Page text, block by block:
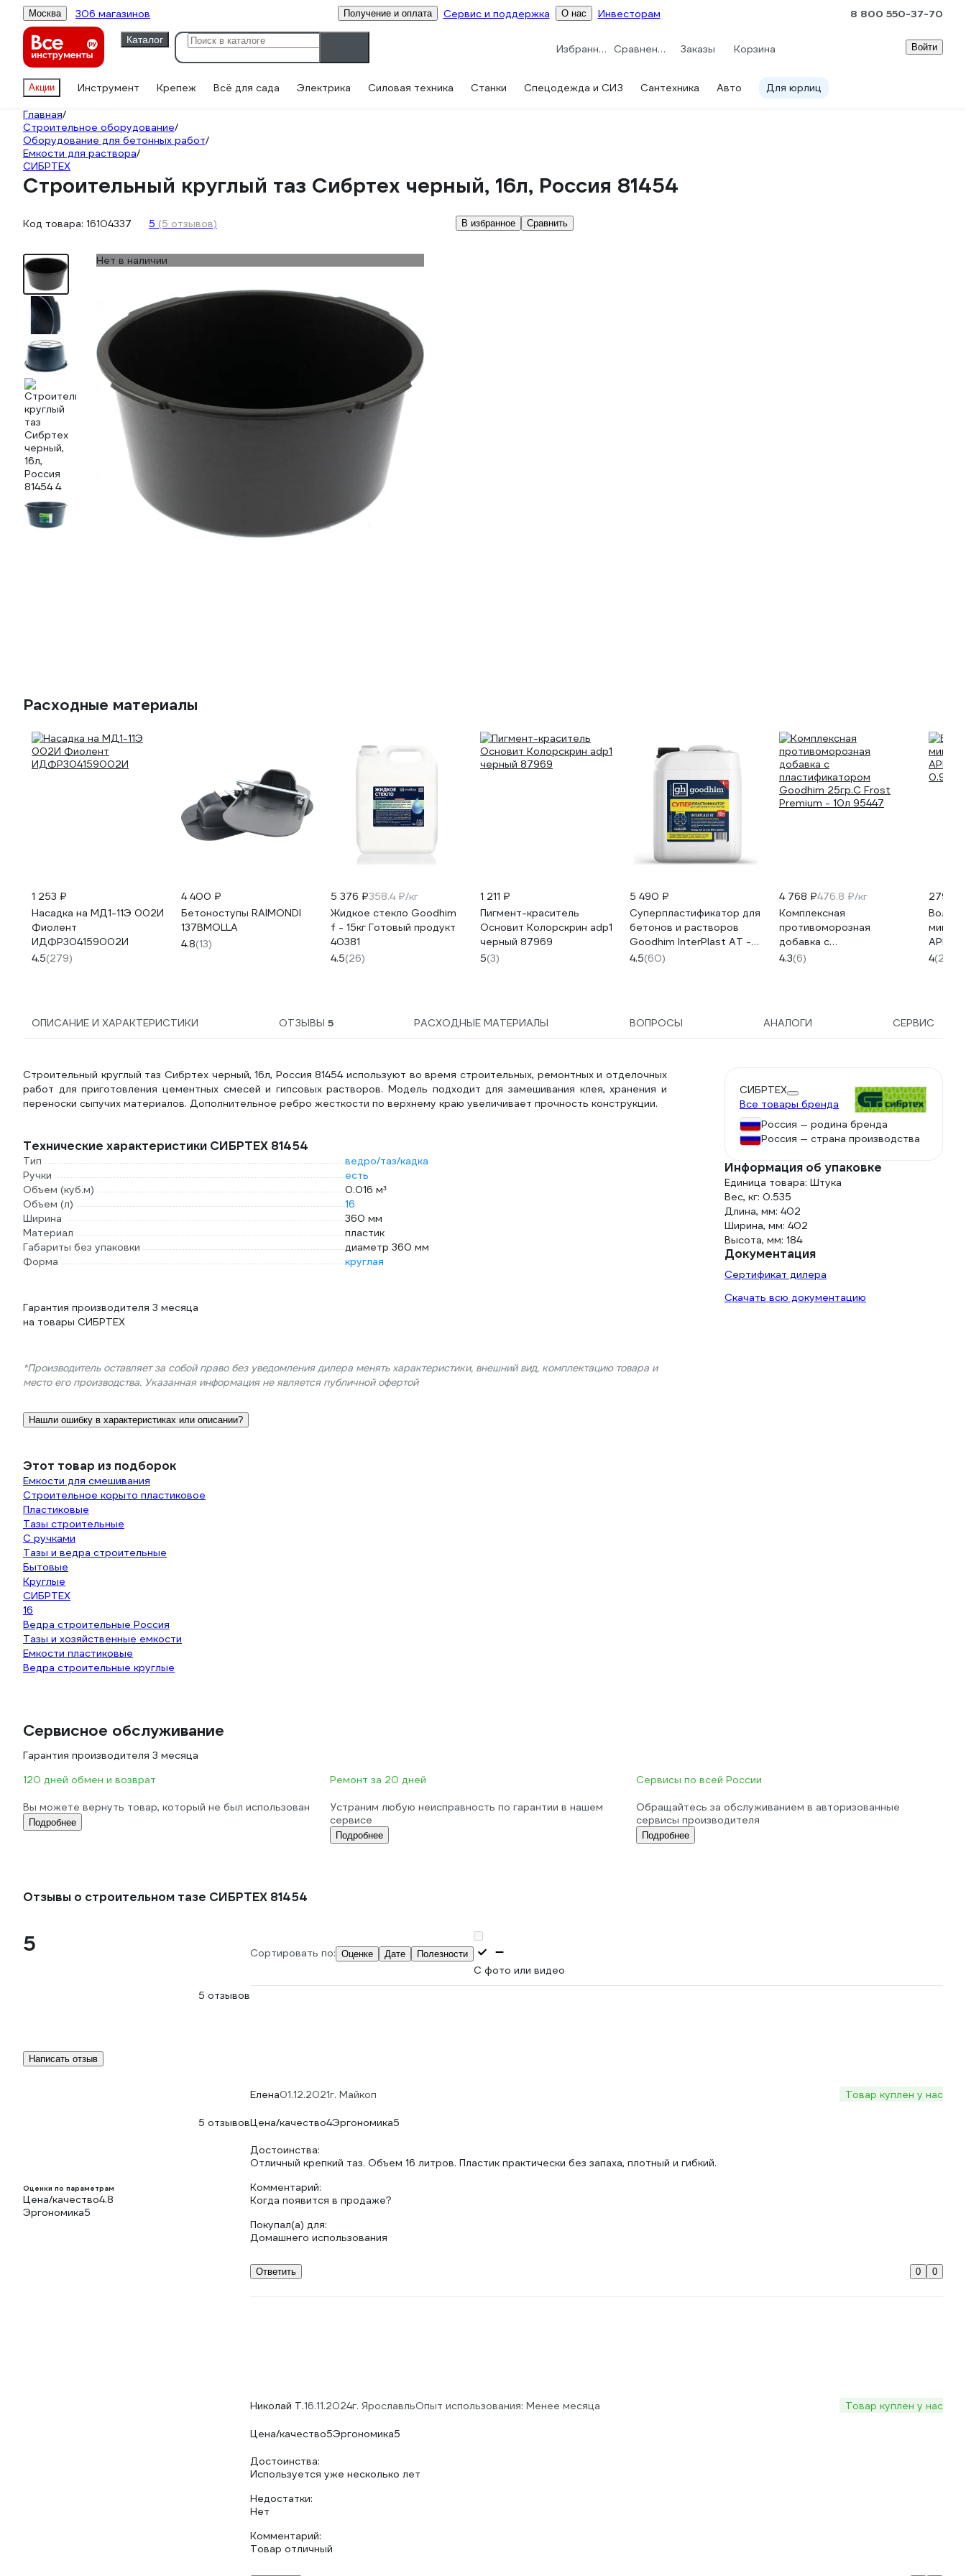
Москва 306 магазинов Получение и оплата Сервис и поддержка О нас Инвесторам 8 800 550-37-70
Каталог
Избранное Сравнение Заказы Корзина Войти
Акции Инструмент Крепеж Всё для сада Электрика Силовая техника Станки Спецодежда и СИЗ Сантехника Авто Для юрлиц
Главная/
Строительное оборудование/
Оборудование для бетонных работ/
Емкости для раствора/
СИБРТЕХ
Строительный круглый таз Сибртех черный, 16л, Россия 81454
Код товара: 16104337 5 (5 отзывов) В избранное Сравнить
Нет в наличии
Расходные материалы
1 253 ₽
Насадка на МД1-11Э 002И
Фиолент
ИДФР304159002И
4.5(279)
4 400 ₽
Бетоноступы RAIMONDI
137BMOLLA
4.8(13)
5 376 ₽358.4 ₽/кг
Жидкое стекло Goodhim
f - 15кг Готовый продукт
40381
4.5(26)
1 211 ₽
Пигмент-краситель
Основит Колорскрин adp1
черный 87969
5(3)
5 490 ₽
Суперпластификатор для
бетонов и растворов
Goodhim InterPlast АТ -
10л 92824
4.5(60)
4 768 ₽476.8 ₽/кг
Комплексная
противоморозная
добавка с
пластификатором
4.3(6)
279 ₽
АРМА
0.9
4(2)
ОПИСАНИЕ И ХАРАКТЕРИСТИКИ ОТЗЫВЫ5 РАСХОДНЫЕ МАТЕРИАЛЫ ВОПРОСЫ АНАЛОГИ СЕРВИС
Строительный круглый таз Сибртех черный, 16л, Россия 81454 используют во время строительных, ремонтных и отделочных
работ для приготовления цементных смесей и гипсовых растворов. Модель подходит для замешивания клея, хранения и
переноски сыпучих материалов. Дополнительное ребро жесткости по верхнему краю увеличивает прочность конструкции.
Технические характеристики СИБРТЕХ 81454
Тип
ведро/таз/кадка
Ручки
есть
Объем (куб.м)
0.016 м³
Объем (л)
16
Ширина
360 мм
Материал
пластик
Габариты без упаковки
диаметр 360 мм
Форма
круглая
Гарантия производителя 3 месяца
на товары СИБРТЕХ
*Производитель оставляет за собой право без уведомления дилера менять характеристики, внешний вид, комплектацию товара и
место его производства. Указанная информация не является публичной офертой
Нашли ошибку в характеристиках или описании?
СИБРТЕХ
Все товары бренда
Россия — родина бренда
Россия — страна производства
Информация об упаковке
Единица товара: Штука
Вес, кг: 0.535
Длина, мм: 402
Ширина, мм: 402
Высота, мм: 184
Документация
Сертификат дилера
Скачать всю документацию
Этот товар из подборок
Емкости для смешивания
Строительное корыто пластиковое
Пластиковые
Тазы строительные
С ручками
Тазы и ведра строительные
Бытовые
Круглые
СИБРТЕХ
16
Ведра строительные Россия
Тазы и хозяйственные емкости
Емкости пластиковые
Ведра строительные круглые
Сервисное обслуживание
Гарантия производителя 3 месяца
120 дней обмен и возврат
Вы можете вернуть товар, который не был использован
Подробнее
Ремонт за 20 дней
Устраним любую неисправность по гарантии в нашем
сервисе
Подробнее
Сервисы по всей России
Обращайтесь за обслуживанием в авторизованные
сервисы производителя
Подробнее
Отзывы о строительном тазе СИБРТЕХ 81454
5
5 отзывов
Написать отзыв
5 отзывов
Оценки по параметрам
Цена/качество4.8
Эргономика5
Сортировать по: Оценке Дате Полезности
С фото или видео
Елена01.12.2021г. Майкоп Товар куплен у нас
Цена/качество4Эргономика5
Достоинства:
Отличный крепкий таз. Объем 16 литров. Пластик практически без запаха, плотный и гибкий.
Комментарий:
Когда появится в продаже?
Покупал(а) для:
Домашнего использования
Ответить 0 0
Николай Т.16.11.2024г. ЯрославльОпыт использования: Менее месяца Товар куплен у нас
Цена/качество5Эргономика5
Достоинства:
Используется уже несколько лет
Недостатки:
Нет
Комментарий:
Товар отличный